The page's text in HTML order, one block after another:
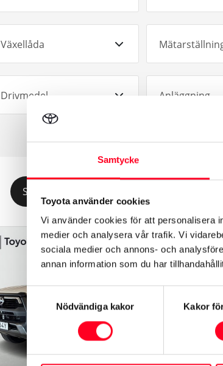
Samtycke
Toyota använder cookies
Vi använder cookies för att personalisera
medier och analysera vår trafik. Vi
sociala medier och annons- och
annan information som du har
Samtyckesval
Nödvändiga kakor
Kakor
Växellåda
Drivmedel Anläggning
Senaste